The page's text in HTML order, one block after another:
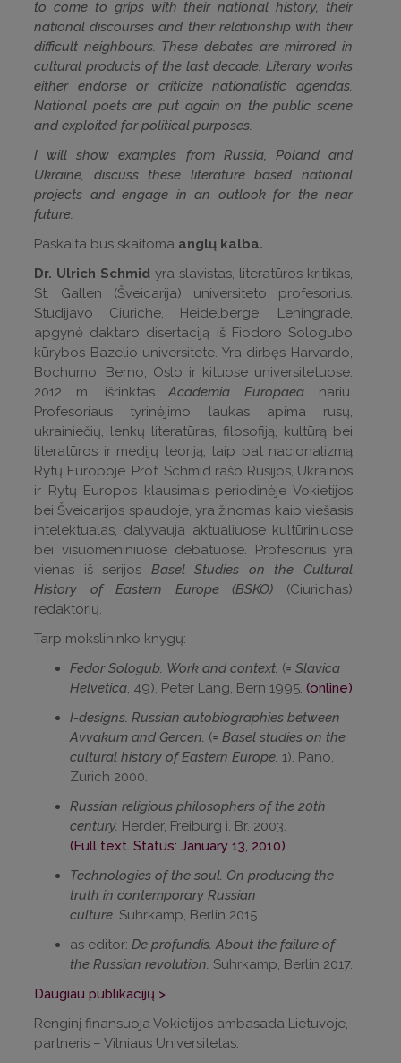
to come to grips with their national history, their
national discourses and their relationship with their
difficult neighbours. These debates are mirrored in
cultural products of the last decade. Literary works
either endorse or criticize nationalistic agendas.
National poets are put again on the public scene
and exploited for political purposes.
I will show examples from Russia, Poland and
Ukraine, discuss these literature based national
projects and engage in an outlook for the near
future.
Paskaita bus skaitoma anglų kalba.
Dr. Ulrich Schmid yra slavistas, literatūros kritikas,
St. Gallen (Šveicarija) universiteto profesorius.
Studijavo Ciuriche, Heidelberge, Leningrade,
apgynė daktaro disertaciją iš Fiodoro Sologubo
kūrybos Bazelio universitete. Yra dirbęs Harvardo,
Bochumo, Berno, Oslo ir kituose universitetuose.
2012 m. išrinktasAcademia Europaea nariu.
Profesoriaus tyrinėjimo laukas apima rusų,
ukrainiečių, lenkų literatūras, filosofiją, kultūrą bei
literatūros ir medijų teoriją, taip pat nacionalizmą
Rytų Europoje. Prof. Schmid rašo Rusijos, Ukrainos
ir Rytų Europos klausimais periodinėje Vokietijos
bei Šveicarijos spaudoje, yra žinomas kaip viešasis
intelektualas, dalyvauja aktualiuose kultūriniuose
bei visuomeniniuose debatuose. Profesorius yra
vienas iš serijos Basel Studies on the Cultural
History of Eastern Europe (BSKO) (Ciurichas)
redaktorių.
Tarp mokslininko knygų:
Fedor Sologub. Work and context. (= Slavica
Helvetica, 49). Peter Lang, Bern 1995. (online)
I-designs. Russian autobiographies between
Avvakum and Gercen. (= Basel studies on the
cultural history of Eastern Europe. 1). Pano,
Zurich 2000.
Russian religious philosophers of the 20th
century. Herder, Freiburg i. Br. 2003.
(Full text. Status: January 13, 2010)
Technologies of the soul. On producing the
truth in contemporary Russian
culture. Suhrkamp, Berlin 2015.
as editor: De profundis. About the failure of
the Russian revolution. Suhrkamp, Berlin 2017.
Daugiau publikacijų >
Renginį finansuoja Vokietijos ambasada Lietuvoje,
partneris – Vilniaus Universitetas.